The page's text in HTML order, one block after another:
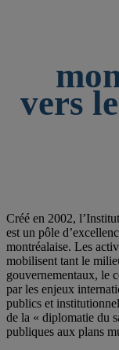
vers
Créé en 2002,
est un pôle
montréalaise. Les
mobilisent tant le
gouvernementaux, le
par les enjeux
publics et
de la « diplomatie du
publiques aux plans